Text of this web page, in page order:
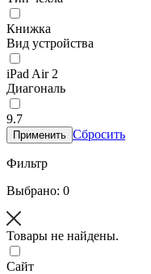
Книжка
Вид устройства
iPad Air 2
Диагональ
9.7
Применить Сбросить
Фильтр
Выбрано: 0
Товары не найдены.
Сайт